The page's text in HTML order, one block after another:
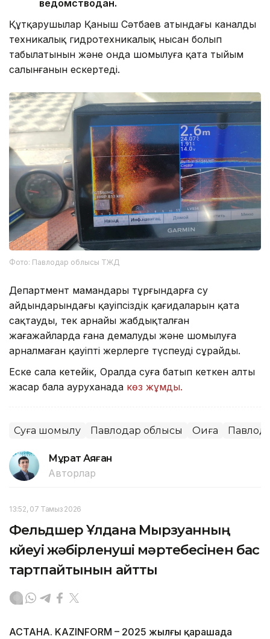
ведомстводан.
Құтқарушылар Қаныш Сәтбаев атындағы каналдың
техникалық гидротехникалық нысан болып
табылатынын және онда шомылуға қатаң тыйым
салынғанын ескертеді.
Фото: Павлодар облысы ТЖД
Департмент мамандары тұрғындарға су
айдындарындағы қауіпсіздік қағидаларын қатаң
сақтауды, тек арнайы жабдықталған
жағажайларда ғана демалуды және шомылуға
арналмаған қауіпті жерлерге түспеуді сұрайды.
Еске сала кетейік, Оралда суға батып кеткен алты
жасар бала ауруханада көз жұмды.
Суға шомылу Павлодар облысы Оқиға
Мұрат Аяған
Авторлар
13:52, 07 Тамыз 2026
Фельдшер Ұлдана Мырзуанның
күйеуі жәбірленуші мәртебесінен бас
тартпайтынын айтты
АСТАНА. KAZINFORM – 2025 жылғы қарашада